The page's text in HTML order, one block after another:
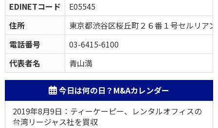
EDINETコード
E05545
住所
東京都渋谷区桜丘町２６番１号セルリア
電話番号
03-6415-6100
代表者名
青山満
今日は何の日？M&Aカレンダー
2019年8月9日：ティーケーピー、レンタルオフィスの
台湾リージャス社を買収